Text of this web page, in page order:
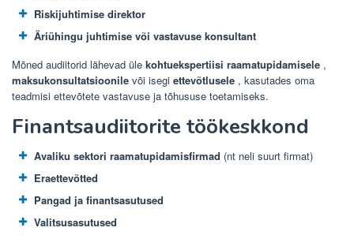
Riskijuhtimise direktor
Äriühingu juhtimise või vastavuse konsultant
Mõned audiitorid lähevad üle kohtuekspertiisi raamatupidamisele ,
maksukonsultatsioonile või isegi ettevõtlusele , kasutades oma
teadmisi ettevõtete vastavuse ja tõhususe toetamiseks.
Finantsaudiitorite töökeskkond
Avaliku sektori raamatupidamisfirmad (nt neli suurt firmat)
Eraettevõtted
Pangad ja finantsasutused
Valitsusasutused